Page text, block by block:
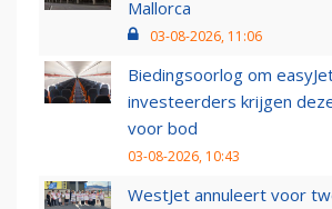
Mallorca
03-08-2026, 11:06
Biedingsoorlog om
investeerders krijgen
voor bod
03-08-2026, 10:43
WestJet annuleert voor